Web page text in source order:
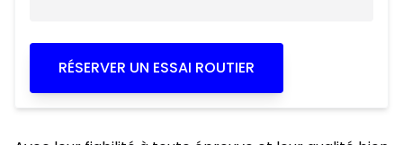
RÉSERVER UN ESSAI ROUTIER